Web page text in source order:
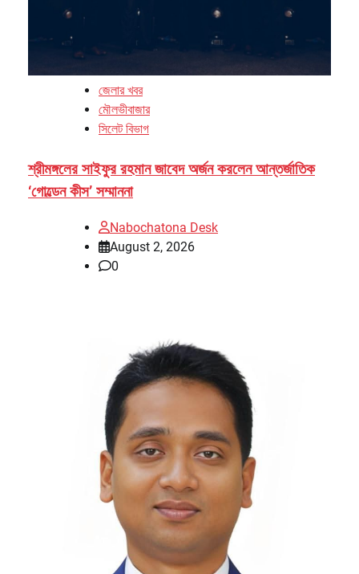
জেলার খবর
মৌলভীবাজার
সিলেট বিভাগ
শ্রীমঙ্গলের সাইফুর রহমান জাবেদ অর্জন করলেন আন্তর্জাতিক
‘গোল্ডেন কীস’ সম্মাননা
Nabochatona Desk
August 2, 2026
0